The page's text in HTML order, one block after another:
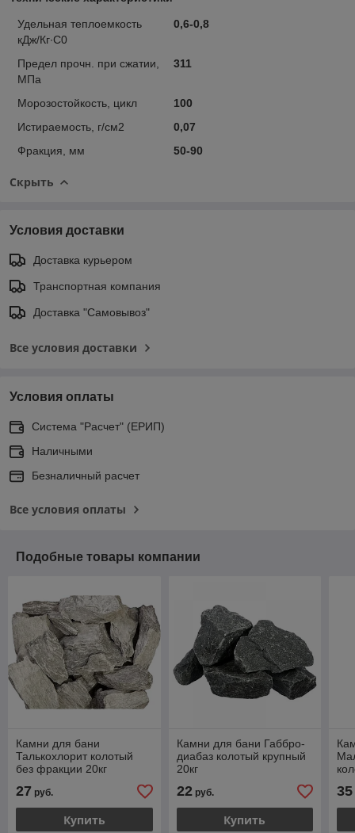
Удельная теплоемкость
кДж/Кг∙С0
0,6-0,8
Предел прочн. при сжатии,
МПа
311
Морозостойкость, цикл
100
Истираемость, г/см2
0,07
Фракция, мм
50-90
Скрыть
Условия доставки
Доставка курьером
Транспортная компания
Доставка "Самовывоз"
Все условия доставки
Условия оплаты
Система "Расчет" (ЕРИП)
Наличными
Безналичный расчет
Все условия оплаты
Подобные товары компании
Камни для бани
Талькохлорит колотый
без фракции 20кг
27 руб.
Купить
Камни для бани Габбро-
диабаз колотый крупный
20кг
22руб.
Купить
35